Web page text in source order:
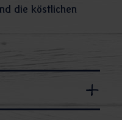
die köstlichen